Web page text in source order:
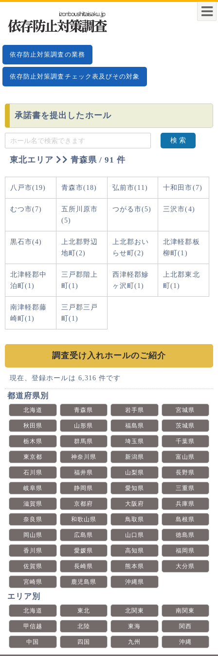
依存防止対策調査の業務
依存防止対策調査チェック表及びその対象
調査受け入れホールのご紹介
現在、登録ホールは 6,316 件です
都道府県別
北海道 青森県 岩手県 宮城県
秋田県 山形県 福島県 茨城県
栃木県 群馬県 埼玉県 千葉県
東京都 神奈川県 新潟県 富山県
石川県 福井県 山梨県 長野県
岐阜県 静岡県 愛知県 三重県
滋賀県 京都府 大阪府 兵庫県
奈良県 和歌山県 鳥取県 島根県
岡山県 広島県 山口県 徳島県
香川県 愛媛県 高知県 福岡県
佐賀県 長崎県 熊本県 大分県
宮崎県 鹿児島県 沖縄県
エリア別
北海道 東北 北関東 南関東
甲信越 北陸 東海 関西
中国 四国 九州 沖縄
承諾書を提出したホール
検 索
東北エリア 青森県 / 91 件
八戸市(19) 青森市(18) 弘前市(11) 十和田市(7)
むつ市(7)
五所川原市
(5)
つがる市(5) 三沢市(4)
黒石市(4)
上北郡野辺
地町(2)
上北郡おい
らせ町(2)
北津軽郡板
柳町(1)
北津軽郡中
泊町(1)
三戸郡階上
町(1)
西津軽郡鰺
ヶ沢町(1)
上北郡東北
町(1)
南津軽郡藤
崎町(1)
三戸郡三戸
町(1)